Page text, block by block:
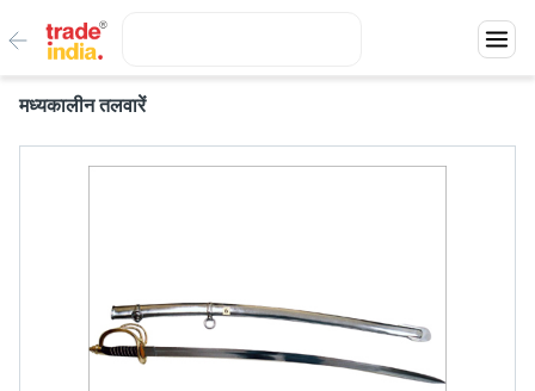
मध्यकालीन तलवारें